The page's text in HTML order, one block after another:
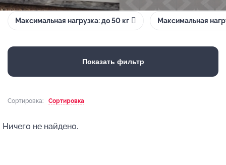
Максимальная нагрузка: до 50 кг Максимальная
Показать фильтр
Сортировка: Сортировка
Ничего не найдено.